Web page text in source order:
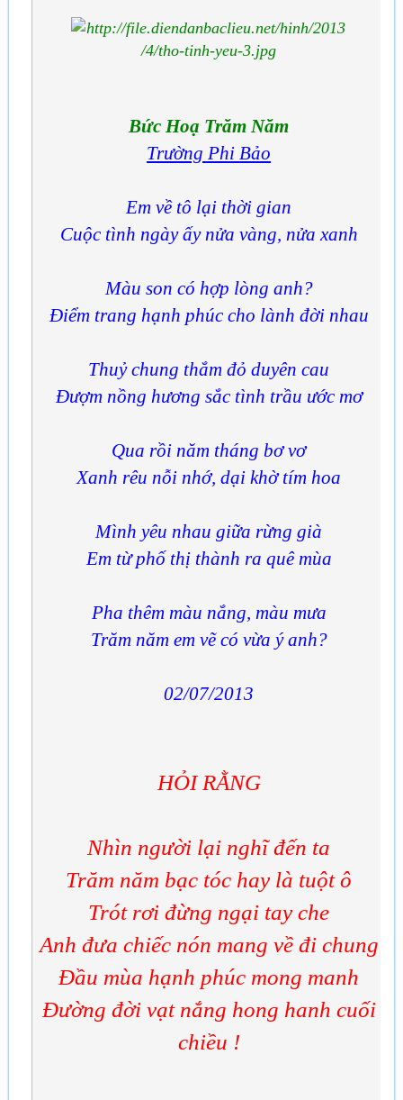
Bức Hoạ Trăm Năm
Trường Phi Bảo
Em về tô lại thời gian
Cuộc tình ngày ấy nửa vàng, nửa xanh
Màu son có hợp lòng anh?
Điểm trang hạnh phúc cho lành đời nhau
Thuỷ chung thắm đỏ duyên cau
Đượm nồng hương sắc tình trầu ước mơ
Qua rồi năm tháng bơ vơ
Xanh rêu nỗi nhớ, dại khờ tím hoa
Mình yêu nhau giữa rừng già
Em từ phố thị thành ra quê mùa
Pha thêm màu nắng, màu mưa
Trăm năm em vẽ có vừa ý anh?
02/07/2013
HỎI RẰNG
Nhìn người lại nghĩ đến ta
Trăm năm bạc tóc hay là tuột ô
Trót rơi đừng ngại tay che
Anh đưa chiếc nón mang về đi chung
Đầu mùa hạnh phúc mong manh
Đường đời vạt nắng hong hanh cuối
chiều !